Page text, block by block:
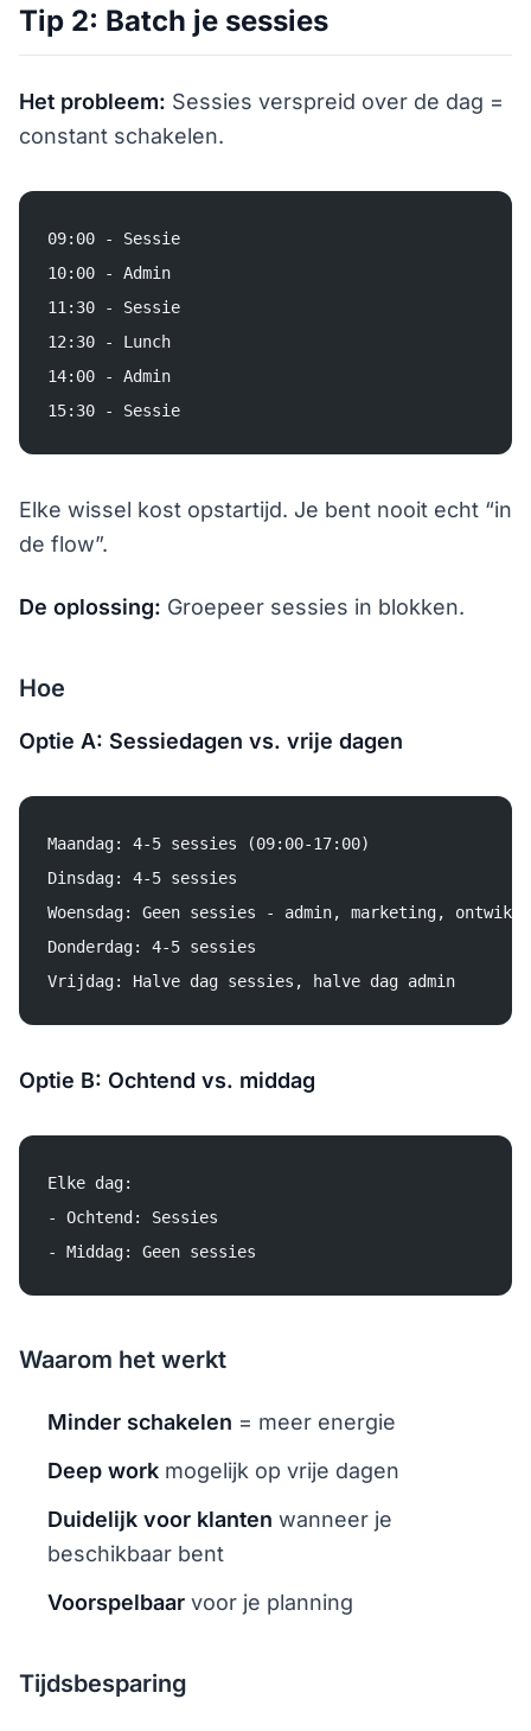
Tip 2: Batch je sessies
Het probleem: Sessies verspreid over de dag =
constant schakelen.
09:00 - Sessie
10:00 - Admin
11:30 - Sessie
12:30 - Lunch
14:00 - Admin
15:30 - Sessie
Elke wissel kost opstartijd. Je bent nooit echt “in
de flow”.
De oplossing: Groepeer sessies in blokken.
Hoe
Optie A: Sessiedagen vs. vrije dagen
Maandag: 4-5 sessies (09:00-17:00)
Dinsdag: 4-5 sessies
Woensdag: Geen sessies - admin, marketing,
Donderdag: 4-5 sessies
Vrijdag: Halve dag sessies, halve dag admin
Optie B: Ochtend vs. middag
Elke dag:
- Ochtend: Sessies
- Middag: Geen sessies
Waarom het werkt
Minder schakelen = meer energie
Deep work mogelijk op vrije dagen
Duidelijk voor klanten wanneer je
beschikbaar bent
Voorspelbaar voor je planning
Tijdsbesparing